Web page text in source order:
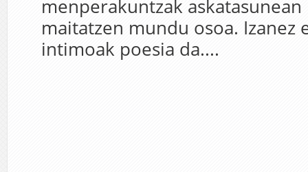
menperakuntzak
maitatzen mundu osoa. Izanez
intimoak poesia da....